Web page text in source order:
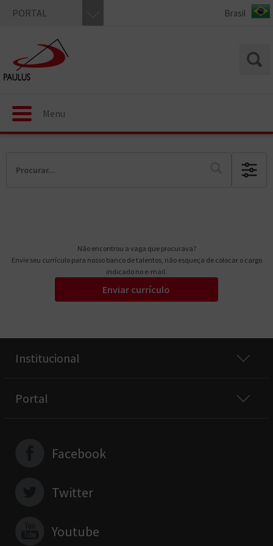
PORTAL
Menu
Não encontrou a vaga que procurava?
Envie seu currículo para nosso banco de talentos, não esqueça de colocar o cargo
indicado no e-mail.
Enviar currículo
Institucional
Portal
Facebook
Twitter
Youtube